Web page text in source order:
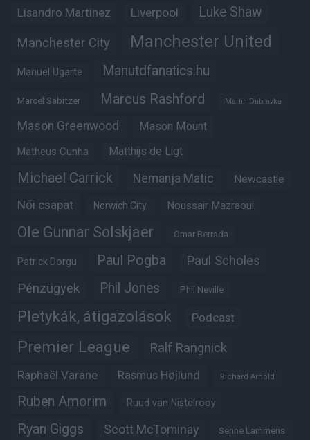
Lisandro Martinez Liverpool Luke Shaw
Manchester City Manchester United
Manuel Ugarte Manutdfanatics.hu
Marcel Sabitzer Marcus Rashford Martin Dubravka
Mason Greenwood Mason Mount
Matheus Cunha Matthijs de Ligt
Michael Carrick Nemanja Matic Newcastle
Női csapat Norwich City Noussair Mazraoui
Ole Gunnar Solskjaer Omar Berrada
Patrick Dorgu Paul Pogba Paul Scholes
Pénzügyek Phil Jones Phil Neville
Pletykák, átigazolások Podcast
Premier League Ralf Rangnick
Raphaël Varane Rasmus Højlund Richard Arnold
Ruben Amorim Ruud van Nistelrooy
Ryan Giggs Scott McTominay Senne Lammens